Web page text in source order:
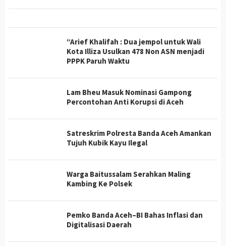
“Arief Khalifah : Dua jempol untuk Wali
Kota Illiza Usulkan 478 Non ASN menjadi
PPPK Paruh Waktu
Lam Bheu Masuk Nominasi Gampong
Percontohan Anti Korupsi di Aceh
Satreskrim Polresta Banda Aceh Amankan
Tujuh Kubik Kayu Ilegal
Warga Baitussalam Serahkan Maling
Kambing Ke Polsek
Pemko Banda Aceh–BI Bahas Inflasi dan
Digitalisasi Daerah